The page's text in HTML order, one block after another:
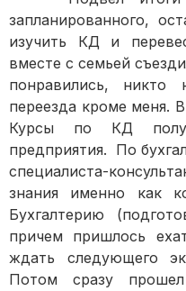
запланированного,
изучить КД и
вместе с семьей
понравились,
переезда кроме меня.
Курсы по КД
предприятия. По
специалиста-
знания именно как
Бухгалтерию
причем пришлось
ждать следующего
Потом сразу